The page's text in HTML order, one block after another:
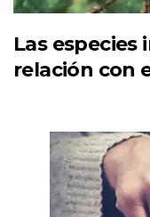
Las especies
relación con